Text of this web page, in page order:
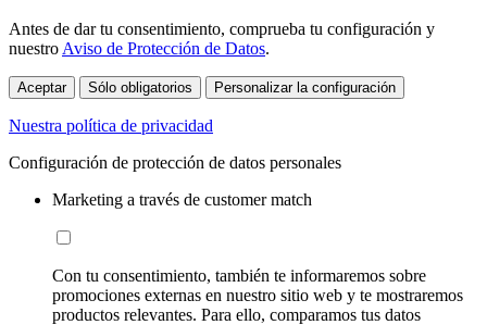
Antes de dar tu consentimiento, comprueba tu configuración y
nuestro Aviso de Protección de Datos.
Aceptar Sólo obligatorios Personalizar la configuración
Nuestra política de privacidad
Configuración de protección de datos personales
Marketing a través de customer match
Con tu consentimiento, también te informaremos sobre
promociones externas en nuestro sitio web y te mostraremos
productos relevantes. Para ello, comparamos tus datos